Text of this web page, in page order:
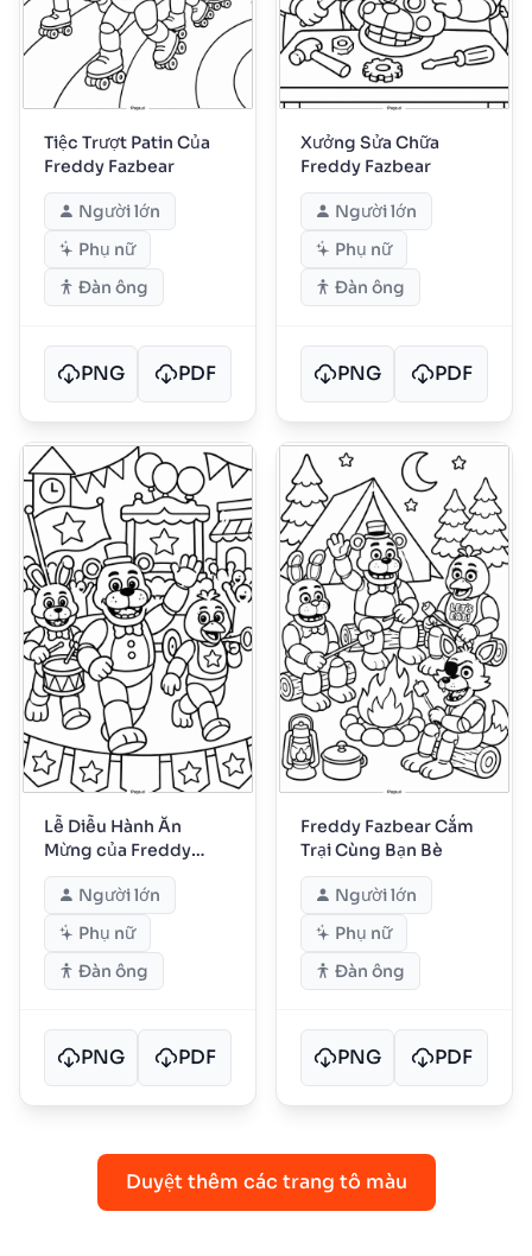
Tiệc Trượt Patin Của
Freddy Fazbear
Người lớn
Phụ nữ
Đàn ông
PNG PDF
Xưởng Sửa Chữa
Freddy Fazbear
Người lớn
Phụ nữ
Đàn ông
PNG PDF
Lễ Diễu Hành Ăn
Mừng của Freddy
Fazbear
Người lớn
Phụ nữ
Đàn ông
PNG PDF
Freddy Fazbear Cắm
Trại Cùng Bạn Bè
Người lớn
Phụ nữ
Đàn ông
PNG PDF
Duyệt thêm các trang tô màu